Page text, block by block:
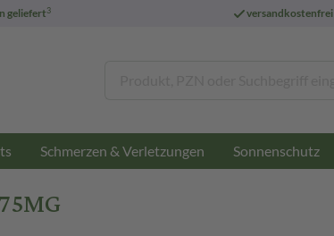
geliefert3 versandkostenfrei
Schmerzen & Verletzungen Sonnenschutz